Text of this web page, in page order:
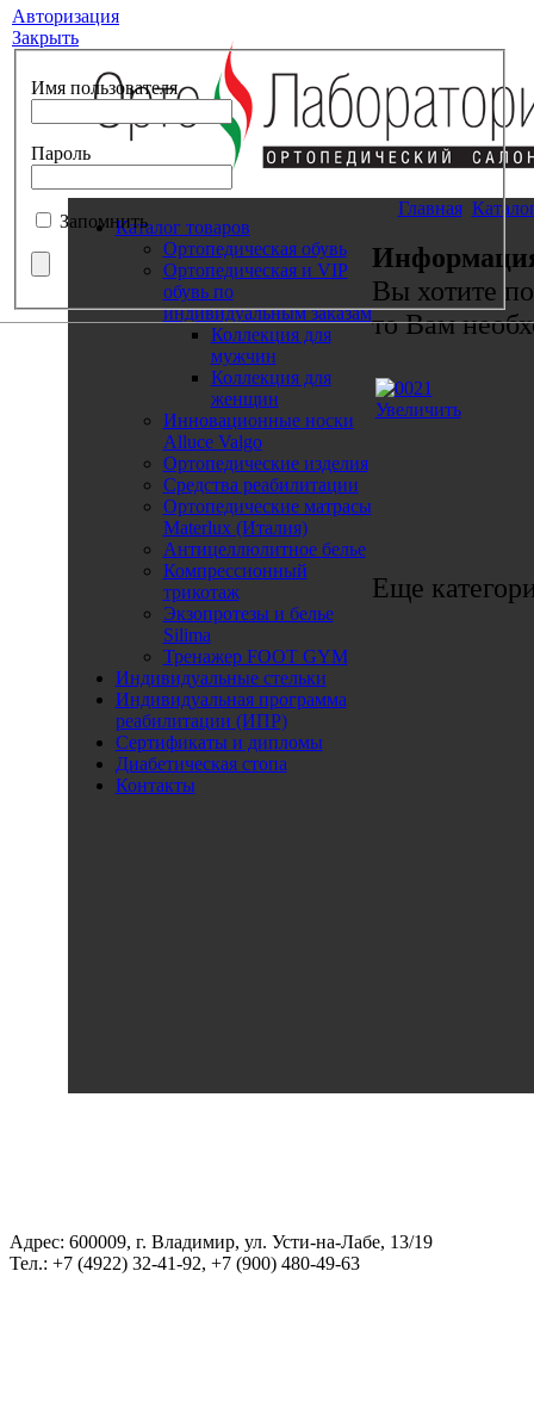
Авторизация
Закрыть
Имя пользователя
Пароль
ЗапомнитьКаталог товаров
Ортопедическая обувь
Ортопедическая и VIP
обувь по
индивидуальным заказам
Коллекция для
мужчин
Коллекция для
женщин
Инновационные носки
Alluce Valgo
Ортопедические изделия
Средства реабилитации
Ортопедические матрасы
Materlux (Италия)
Антицеллюлитное белье
Компрессионный
трикотаж
Экзопротезы и белье
Silima
Тренажер FOOT GYM
Индивидуальные стельки
Индивидуальная программа
реабилитации (ИПР)
Сертификаты и дипломы
Диабетическая стопа
Контакты
Главная
Вы хотите
то Вам
Увеличить
Еще
Адрес: 600009, г. Владимир, ул. Усти-на-Лабе, 13/19
Тел.: +7 (4922) 32-41-92, +7 (900) 480-49-63